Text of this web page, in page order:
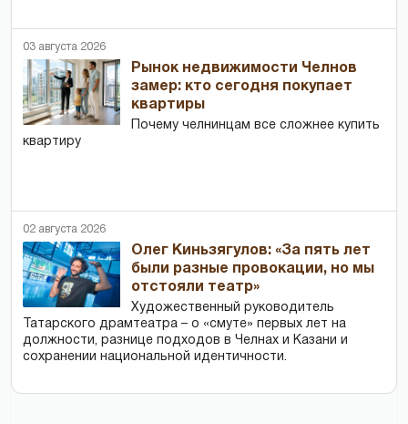
03 августа 2026
Рынок недвижимости Челнов
замер: кто сегодня покупает
квартиры
Почему челнинцам все сложнее купить
квартиру
02 августа 2026
Олег Киньзягулов: «За пять лет
были разные провокации, но мы
отстояли театр»
Художественный руководитель
Татарского драмтеатра – о «смуте» первых лет на
должности, разнице подходов в Челнах и Казани и
сохранении национальной идентичности.